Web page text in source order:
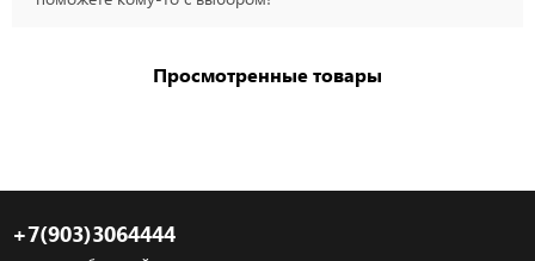
Просмотренные товары
+7(903)3064444